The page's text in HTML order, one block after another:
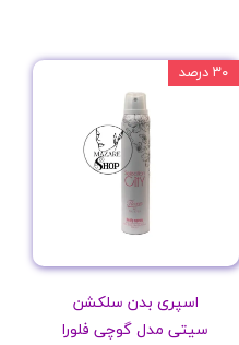
اسپری بدن سلکشن
سیتی مدل گوچی فلورا
۳۰ درصد